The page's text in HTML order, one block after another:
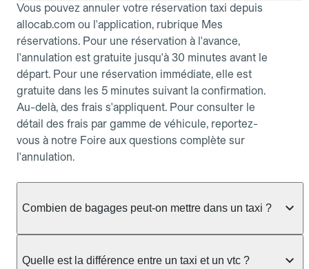
Vous pouvez annuler votre réservation taxi depuis
allocab.com ou l'application, rubrique Mes
réservations. Pour une réservation à l'avance,
l'annulation est gratuite jusqu'à 30 minutes avant le
départ. Pour une réservation immédiate, elle est
gratuite dans les 5 minutes suivant la confirmation.
Au-delà, des frais s'appliquent. Pour consulter le
détail des frais par gamme de véhicule, reportez-
vous à notre Foire aux questions complète sur
l'annulation.
Combien de bagages peut-on mettre dans un taxi ?
taxi berline accueille en général jusqu'à 3 bagages
Quelle est la différence entre un taxi et un vtc ?